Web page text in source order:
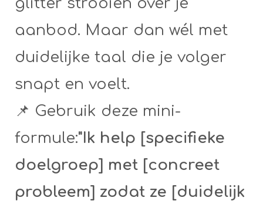
aanbod. Maar dan wél met
duidelijke taal die je volger
snapt en voelt.
📌 Gebruik deze mini-
formule:"Ik help [specifieke
doelgroep] met [concreet
probleem] zodat ze [duidelijk